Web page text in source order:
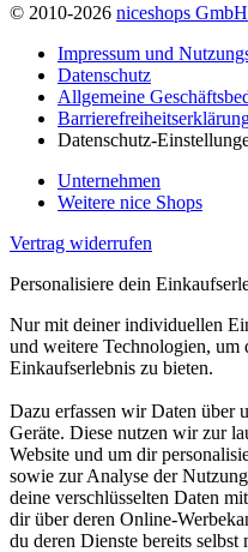
© 2010-2026 niceshops GmbH
Impressum und
Datenschutz
Allgemeine
Datenschutz-
Unternehmen
Weitere nice Shops
Vertrag widerrufen
Personalisiere dein
Nur mit deiner individuellen
und weitere Technologien, um
Einkaufserlebnis zu bieten.
Dazu erfassen wir Daten über
Geräte. Diese nutzen wir zur
Website und um dir
sowie zur Analyse der
deine verschlüsselten Daten
dir über deren Online-
du deren Dienste bereits selbst